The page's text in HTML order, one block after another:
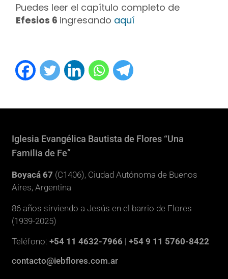
Puedes leer el capítulo completo de
Efesios 6 ingresando aquí
Iglesia Evangélica Bautista de Flores “Una
Familia de Fe”
Boyacá 67 (C1406), Ciudad Autónoma de Buenos
Aires, Argentina
86 años sirviendo a Jesús en el barrio de Flores
(1939-2025)
Teléfono:+54 11 4632-7966 | +54 9 11 5760-8422
contacto@iebflores.com.ar